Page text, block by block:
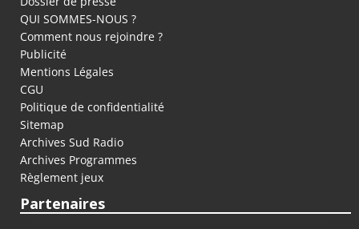
QUI SOMMES-NOUS ?
Comment nous rejoindre ?
Publicité
Mentions Légales
CGU
Politique de confidentialité
Sitemap
Archives Sud Radio
Archives Programmes
Règlement jeux
Partenaires